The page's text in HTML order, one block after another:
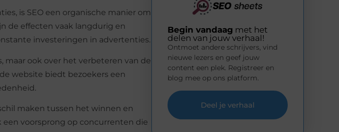
is SEO een organische manier om
de effecten vaak langdurig en
investeringen in advertenties.
maar ook over het verbeteren van de
website biedt bezoekers een
maken tussen het winnen en
een voorsprong op concurrenten die
Begin vandaag met het
delen van jouw verhaal!
Ontmoet andere schrijvers, vind
nieuwe lezers en geef jouw
content een plek. Registreer en
blog mee op ons platform.
Deel je verhaal